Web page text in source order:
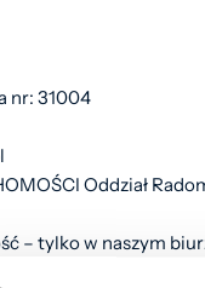
nr: 31004
Oddział
– tylko w naszym